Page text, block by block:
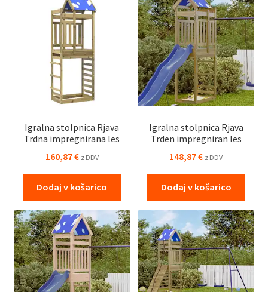
Igralna stolpnica Rjava
Trdna impregnirana les
160,87€ z DDV
Dodaj v košarico
Igralna stolpnica Rjava
Trden impregniran les
148,87€ z DDV
Dodaj v košarico